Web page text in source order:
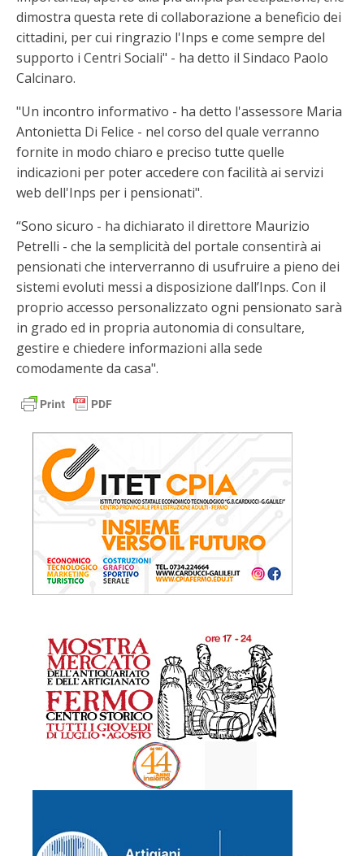
dimostra questa rete di collaborazione a beneficio dei
cittadini, per cui ringrazio l'Inps e come sempre del
supporto i Centri Sociali" - ha detto il Sindaco Paolo
Calcinaro.
"Un incontro informativo - ha detto l'assessore Maria
Antonietta Di Felice - nel corso del quale verranno
fornite in modo chiaro e preciso tutte quelle
indicazioni per poter accedere con facilità ai servizi
web dell'Inps per i pensionati".
“Sono sicuro - ha dichiarato il direttore Maurizio
Petrelli - che la semplicità del portale consentirà ai
pensionati che interverranno di usufruire a pieno dei
sistemi evoluti messi a disposizione dall’Inps. Con il
proprio accesso personalizzato ogni pensionato sarà
in grado ed in propria autonomia di consultare,
gestire e chiedere informazioni alla sede
comodamente da casa".